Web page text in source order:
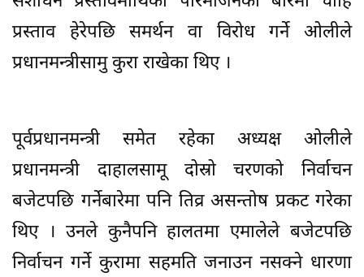
प्रस्ताव हेरेपछि समर्थन वा विरोध गर्ने ओलीले
प्रधानमन्त्रीसामु कुरा राखेका थिए ।
पूर्वप्रधानमन्त्री समेत रहेका अध्यक्ष ओलीले
प्रधानमन्त्री दाहालसामू दोस्रो चरणको निर्वाचन
बजेटपछि गर्नेबारेमा पनि तिव्र असन्तोष प्रकट गरेका
थिए । उनले कुनैपनि हालतमा एमालेले बजेटपछि
निर्वाचन गर्ने कुरामा सहमति जनाउन नसक्ने धारणा